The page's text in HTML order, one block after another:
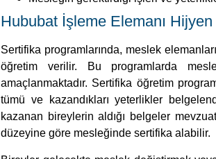
kazanan bireylerin aldığı belgeler
düzeyine göre mesleğinde sertifika alabilir.
Bireyler gelecekte meslek değiştirmek
eğitim almak isterse, kazandığı
meslekte kendini yetiştirebilecektir.
belgelendirilerek istendiğinde diğer
Mesleğin seviyesine ve yeterliklerine